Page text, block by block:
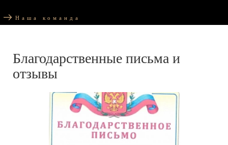
Наша команда
Благодарственные письма и
отзывы